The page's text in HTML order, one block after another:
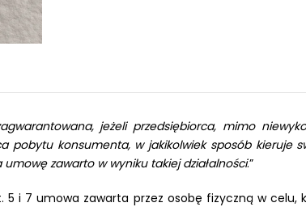
jeżeli przedsiębiorca, mimo
pobytu konsumenta, w jakikolwiek sposób kieruje
zawarto w wyniku takiej działalności.”
5 i 7 umowa zawarta przez osobę fizyczną w